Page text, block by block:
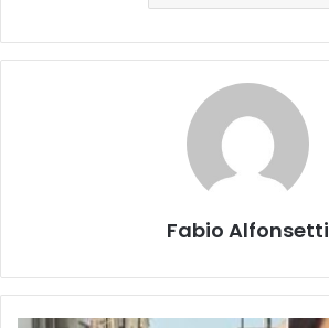
Fabio Alfonsetti